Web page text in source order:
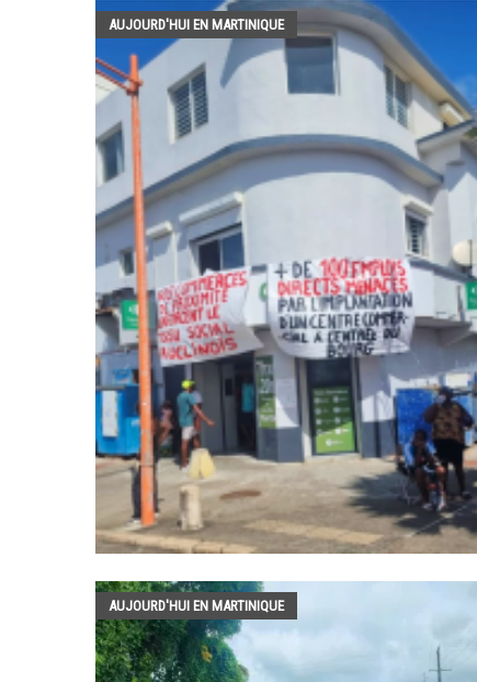
AUJOURD'HUI EN MARTINIQUE
AUJOURD'HUI EN MARTINIQUE